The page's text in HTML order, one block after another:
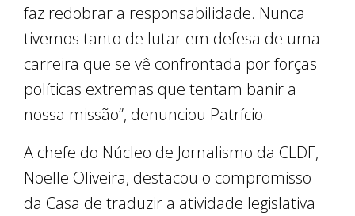
faz redobrar a responsabilidade. Nunca
tivemos tanto de lutar em defesa de uma
carreira que se vê confrontada por forças
políticas extremas que tentam banir a
nossa missão”, denunciou Patrício.
A chefe do Núcleo de Jornalismo da CLDF,
Noelle Oliveira, destacou o compromisso
da Casa de traduzir a atividade legislativa